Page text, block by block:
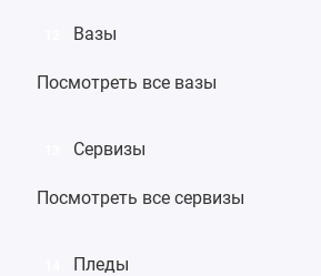
Вазы
Посмотреть все вазы
Сервизы
Посмотреть все сервизы
Пледы